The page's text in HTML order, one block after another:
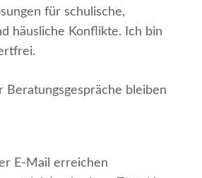
für schulische,
häusliche Konflikte. Ich bin
Beratungsgespräche bleiben
E-Mail erreichen